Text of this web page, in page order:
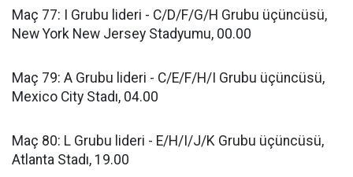
Maç 77: I Grubu lideri - C/D/F/G/H Grubu üçüncüsü,
New York New Jersey Stadyumu, 00.00
Maç 79: A Grubu lideri - C/E/F/H/I Grubu üçüncüsü,
Mexico City Stadı, 04.00
Maç 80: L Grubu lideri - E/H/I/J/K Grubu üçüncüsü,
Atlanta Stadı, 19.00